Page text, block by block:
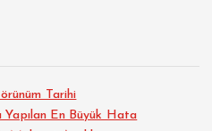
Tarihi
Yapılan En Büyük Hata